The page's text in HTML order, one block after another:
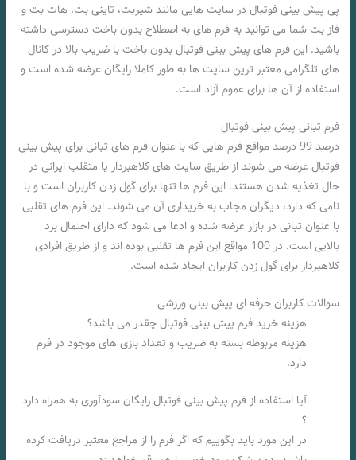
پی پیش بینی فوتبال در سایت هایی مانند شیربت، تاینی بت، هات بت و
فاز بت شما می توانید به فرم های به اصطلاح بدون باخت دسترسی داشته
باشید. این فرم های پیش بینی فوتبال بدون باخت با ضریب بالا در کانال
های تلگرامی معتبر ترین سایت ها به طور کاملا رایگان عرضه شده است و
استفاده از آن ها برای عموم آزاد است.
فرم تبانی پیش بینی فوتبال
درصد 99 درصد مواقع فرم هایی که با عنوان فرم های تبانی برای پیش بینی
فوتبال عرضه می شوند از طریق سایت های کلاهبردار یا متقلب ایرانی در
حال تغذیه شدن هستند. این فرم ها تنها برای گول زدن کاربران است و با
نامی که دارد، دیگران مجاب به خریداری آن می شوند. این فرم های تقلبی
با عنوان تبانی در بازار عرضه شده و ادعا می شود که دارای احتمال برد
بالایی است. در 100 مواقع این فرم ها تقلبی بوده اند و از طریق افرادی
کلاهبردار برای گول زدن کاربران ایجاد شده است.
سوالات کاربران حرفه ای پیش بینی ورزشی
هزینه خرید فرم پیش بینی فوتبال چقدر می باشد؟
هزینه مربوطه بسته به ضریب و تعداد بازی های موجود در فرم
دارد.
آیا استفاده از فرم پیش بینی فوتبال رایگان سودآوری به همراه دارد
؟
در این مورد باید بگوییم که اگر فرم را از مراجع معتبر دریافت کرده